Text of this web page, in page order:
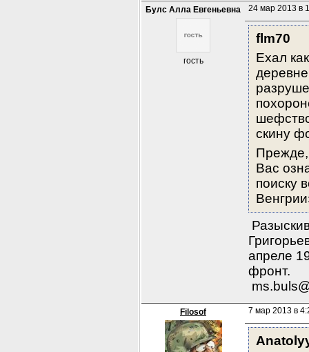
Булс Алла Евгеньевна
гость
24 мар 2013 в
flm70
Ехал
скину
Прежде,
Вас
поиску
апреле
Filosof 7 мар 2013 в